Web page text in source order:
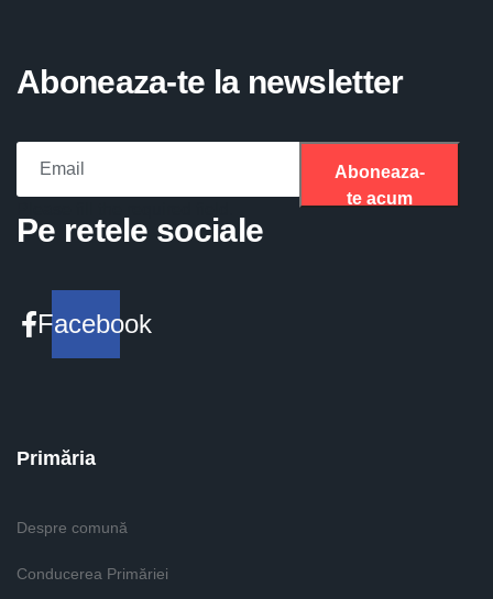
Aboneaza-te la newsletter
Aboneaza-
te acum
Pe retele sociale
Facebook
Primăria
Despre comună
Conducerea Primăriei